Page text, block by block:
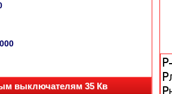
выключателям 35 Кв